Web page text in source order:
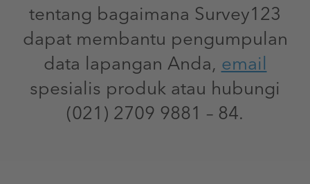
tentang bagaimana Survey123
dapat membantu pengumpulan
data lapangan Anda,email
spesialis produk atau hubungi
(021) 2709 9881 – 84.